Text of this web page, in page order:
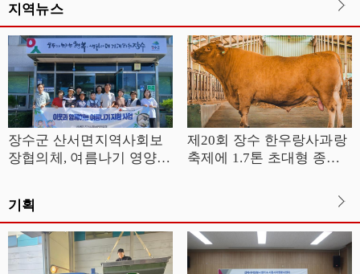
지역뉴스
장수군 산서면지역사회보
장협의체, 여름나기 영양식
제20회 장수 한우랑사과랑
축제에 1.7톤 초대형 종모
기획